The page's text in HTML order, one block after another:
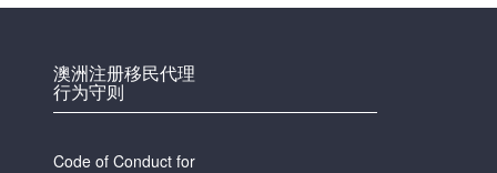
澳洲注册移民代理
行为守则
Code of Conduct for